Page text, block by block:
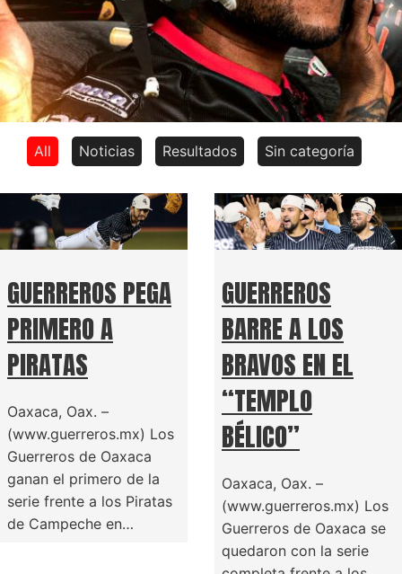
All Noticias Resultados Sin categoría
GUERREROS PEGA
PRIMERO A
PIRATAS
Oaxaca, Oax. –
(www.guerreros.mx) Los
Guerreros de Oaxaca
ganan el primero de la
serie frente a los Piratas
de Campeche en…
GUERREROS
BARRE A LOS
BRAVOS EN EL
“TEMPLO
BÉLICO”
Oaxaca, Oax. –
(www.guerreros.mx) Los
Guerreros de Oaxaca se
quedaron con la serie